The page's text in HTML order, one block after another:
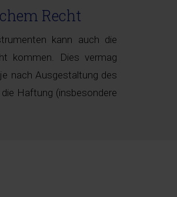
Recht
kann auch die
kommen. Dies vermag
nach Ausgestaltung des
Haftung (insbesondere